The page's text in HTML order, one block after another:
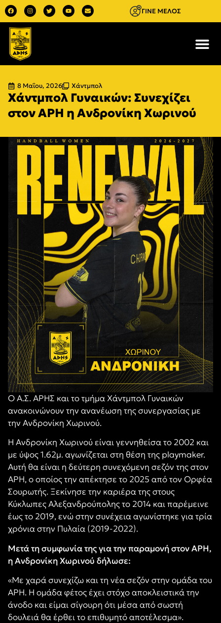
ΓΙΝΕ ΜΕΛΟΣ
8 Μαΐου, 2026 Χάντμπολ
Χάντμπολ Γυναικών: Συνεχίζει
στον ΑΡΗ η Ανδρονίκη Χωρινού
Ο Α.Σ. ΑΡΗΣ και το τμήμα Χάντμπολ Γυναικών
ανακοινώνουν την ανανέωση της συνεργασίας με
την Ανδρονίκη Χωρινού.
Η Ανδρονίκη Χωρινού είναι γεννηθείσα το 2002 και
με ύψος 1.62μ. αγωνίζεται στη θέση της playmaker.
Αυτή θα είναι η δεύτερη συνεχόμενη σεζόν της στον
ΑΡΗ, ο οποίος την απέκτησε το 2025 από τον Ορφέα
Σουρωτής. Ξεκίνησε την καριέρα της στους
Κύκλωπες Αλεξανδρούπολης το 2014 και παρέμεινε
έως το 2019, ενώ στην συνέχεια αγωνίστηκε για τρία
χρόνια στην Πυλαία (2019-2022).
Μετά τη συμφωνία της για την παραμονή στον ΑΡΗ,
η Ανδρονίκη Χωρινού δήλωσε:
«Mε χαρά συνεχίζω και τη νέα σεζόν στην ομάδα του
ΑΡΗ. Η ομάδα φέτος έχει στόχο αποκλειστικά την
άνοδο και είμαι σίγουρη ότι μέσα από σωστή
δουλειά θα έρθει το επιθυμητό αποτέλεσμα».